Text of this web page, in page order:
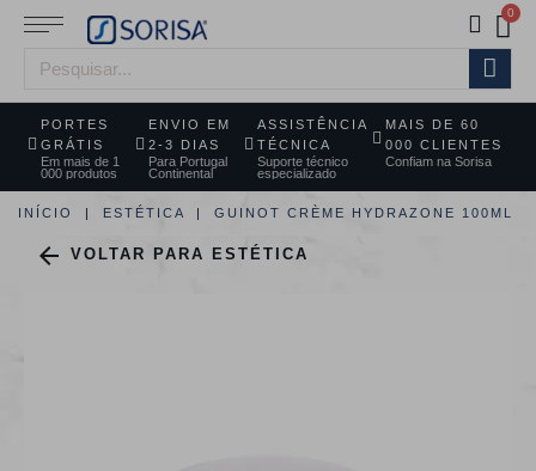
PORTES
GRÁTIS
Em mais de 1
000 produtos
ENVIO EM
2-3 DIAS
Para Portugal
Continental
ASSISTÊNCIA
TÉCNICA
Suporte técnico
especializado
MAIS DE 60
000 CLIENTES
Confiam na Sorisa
INÍCIO ESTÉTICA GUINOT CRÈME HYDRAZONE 100ML
 VOLTAR PARA ESTÉTICA